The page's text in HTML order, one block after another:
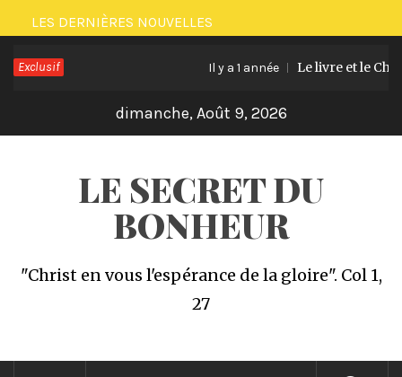
Passer
au
contenu
LES DERNIÈRES NOUVELLES
Exclusif Il y a 1 année Le livre et le
dimanche, Août 9, 2026
LE SECRET DU
BONHEUR
"Christ en vous l'espérance de la gloire". Col 1,
27